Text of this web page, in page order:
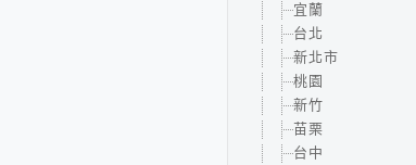
宜蘭
台北
新北市
桃園
新竹
苗栗
台中